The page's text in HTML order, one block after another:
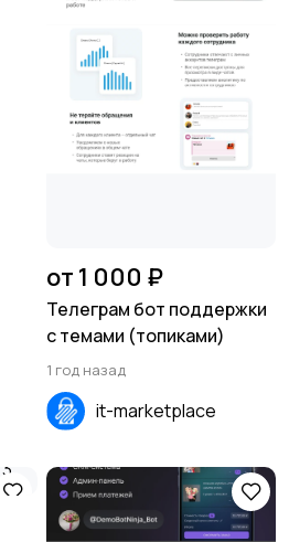
от 1 000 ₽
Телеграм бот поддержки
с темами (топиками)
1 год назад
it-marketplace